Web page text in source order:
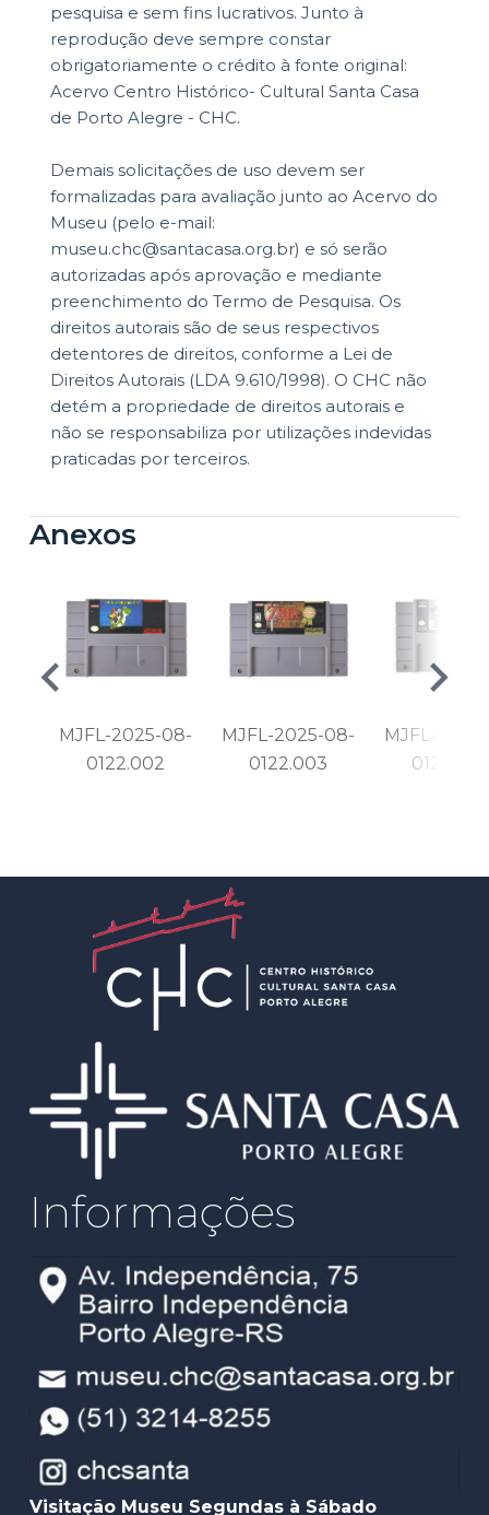
Anexos
MJFL-2025-08-
0122.002
MJFL-2025-08-
0122.003
MJFL-
0122.004
pesquisa e sem fins lucrativos. Junto à
reprodução deve sempre constar
obrigatoriamente o crédito à fonte original:
Acervo Centro Histórico- Cultural Santa Casa
de Porto Alegre - CHC.
Demais solicitações de uso devem ser
formalizadas para avaliação junto ao Acervo do
Museu (pelo e-mail:
museu.chc@santacasa.org.br) e só serão
autorizadas após aprovação e mediante
preenchimento do Termo de Pesquisa. Os
direitos autorais são de seus respectivos
detentores de direitos, conforme a Lei de
Direitos Autorais (LDA 9.610/1998). O CHC não
detém a propriedade de direitos autorais e
não se responsabiliza por utilizações indevidas
praticadas por terceiros.
Informações
Visitação Museu Segundas à Sábado